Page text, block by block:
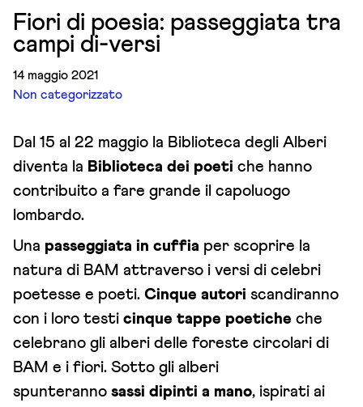
Fiori di poesia: passeggiata tra
campi di-versi
14 maggio 2021
Non categorizzato
Dal 15 al 22 maggio la Biblioteca degli Alberi
diventa la Biblioteca dei poeti che hanno
contribuito a fare grande il capoluogo
lombardo.
Una passeggiata in cuffia per scoprire la
natura di BAM attraverso i versi di celebri
poetesse e poeti. Cinque autori scandiranno
con i loro testi cinque tappe poetiche che
celebrano gli alberi delle foreste circolari di
BAM e i fiori. Sotto gli alberi
spunteranno sassi dipinti a mano, ispirati ai